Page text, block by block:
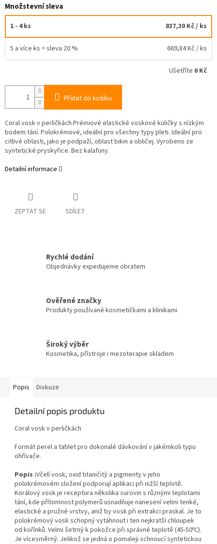
Množstevní sleva
1 - 4 ks 837,30 Kč/ ks
5 a více ks = sleva 20 % 669,84 Kč / ks
Ušetříte 0 Kč
Přidat do košíku
Coral vosk v perličkách.Prémiové elastické voskové kuličky s nízkým
bodem tání. Polokrémové, ideální pro všechny typy pleti. Ideální pro
citlivé oblasti, jako je podpaží, oblast bikin a obličej. Vyrobeno ze
syntetické pryskyřice. Bez kalafuny.
Detailní informace
ZEPTAT SE SDÍLET
Rychlé dodání
Objednávky expedujeme obratem
Ověřené značky
Produkty používané kosmetičkami a klinikami
Široký výběr
Kosmetika, přístroje i mezoterapie skladem
Popis Diskuze
Detailní popis produktu
Coral vosk v perličkách
Formát perel a tablet pro dokonalé dávkování v jakémkoli typu
ohřívače.
Popis :Včelí vosk, oxid titaničitý a pigmenty v jeho
polokrémovém složení podporují aplikaci při nižší teplotě.
Korálový vosk je receptura několika surovin s různými teplotami
tání, kde přítomnost polymerů usnadňuje nanesení velmi tenké,
elastické a pružné vrstvy, aniž by vosk při extrakci praskal. Je to
polokrémový vosk schopný vytáhnout i ten nejkratší chloupek
od kořínků. Velmi šetrný k pokožce při správné teplotě (45-50ºC).
Je vícesměrný. Jelikož se jedná o pomaleji schnoucí syntetickou